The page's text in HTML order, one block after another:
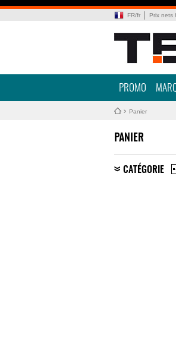
FR/fr Prix nets
PROMO
Panier
PANIER
CATÉGORIE